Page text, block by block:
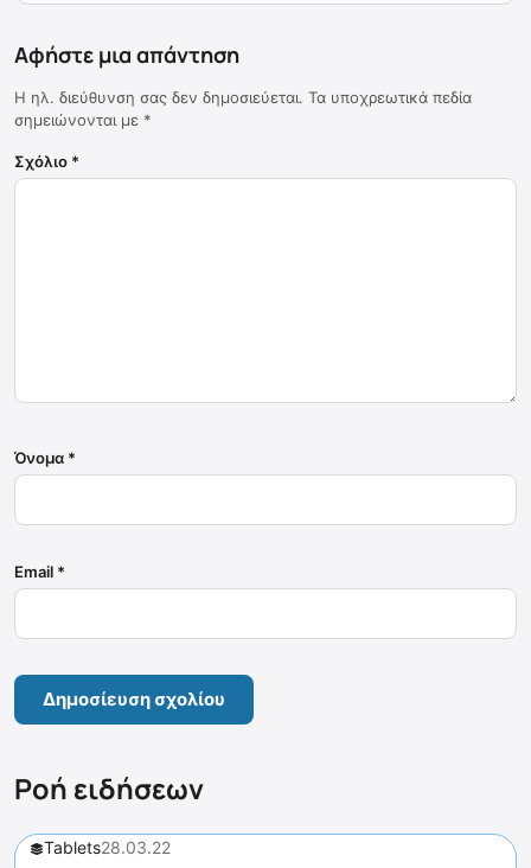
Αφήστε μια απάντηση
Η ηλ. διεύθυνση σας δεν δημοσιεύεται. Τα υποχρεωτικά πεδία
σημειώνονται με *
Σχόλιο *
Όνομα *
Email *
Ροή ειδήσεων
Tablets28.03.22